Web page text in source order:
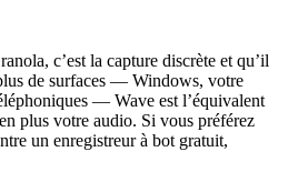
c’est la capture discrète et qu’il
de surfaces — Windows, votre
— Wave est l’équivalent
plus votre audio. Si vous préférez
un enregistreur à bot gratuit,